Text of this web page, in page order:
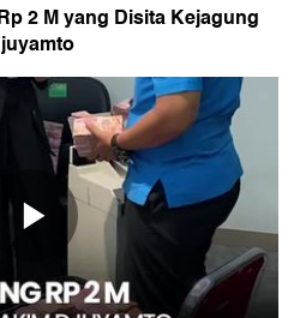
2 M yang Disita Kejagung